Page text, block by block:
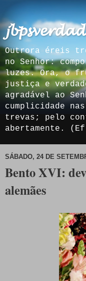
Outrora éreis
no Senhor:
luzes. Ora, o
justiça e
agradável ao
cumplicidade
trevas; pelo
abertamente.
SÁBADO, 24 DE
Bento XVI:
alemães